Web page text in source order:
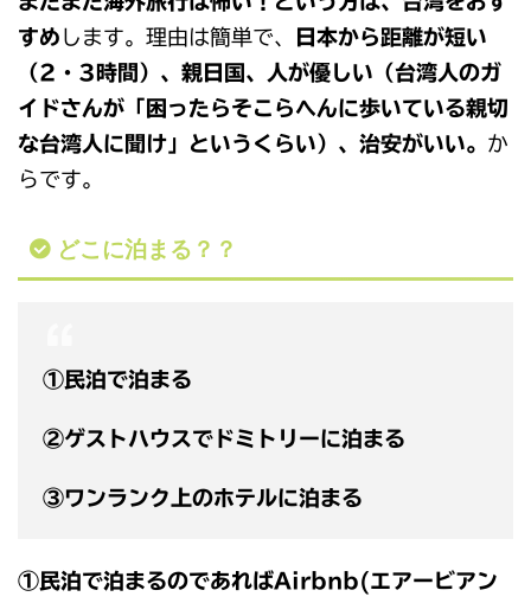
すめ します。理由は簡単で、
日本から距離が短い
（2・3時間）、親日国、人が優しい（台湾人のガ
イドさんが「困ったらそこらへんに歩いている親切
な台湾人に聞け」というくらい）、治安がいい。 か
らです。
どこに泊まる？？
①民泊で泊まる
②ゲストハウスでドミトリーに泊まる
③ワンランク上のホテルに泊まる
①民泊で泊まるのであればAirbnb(エアービアン